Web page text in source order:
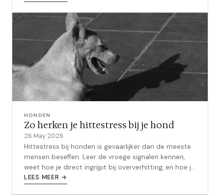
HONDEN
Zo herken je hittestress bij je hond
26 May 2026
Hittestress bij honden is gevaarlijker dan de meeste
mensen beseffen. Leer de vroege signalen kennen,
weet hoe je direct ingrijpt bij oververhitting, en hoe je
het dit zomer voorkomt.
LEES MEER →